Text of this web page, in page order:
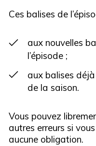
Ces balises de
aux nouvelles
l’épisode ;
aux balises
de la saison.
Vous pouvez
autres erreurs si
aucune obligation.